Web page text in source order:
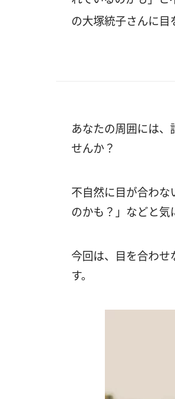
の大塚統子さんに目
あなたの周囲には
せんか？
不自然に目が合わな
のかも？」などと気
今回は、目を合わせ
す。